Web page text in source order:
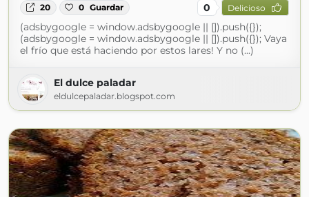
20 0 Guardar 0 Delicioso
(adsbygoogle = window.adsbygoogle || []).push({});
(adsbygoogle = window.adsbygoogle || []).push({}); Vaya
el frío que está haciendo por estos lares! Y no (...)
El dulce paladar
eldulcepaladar.blogspot.com